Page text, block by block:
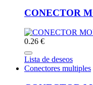
CONECTOR
0.26 €
Lista de deseos
Conectores multiples